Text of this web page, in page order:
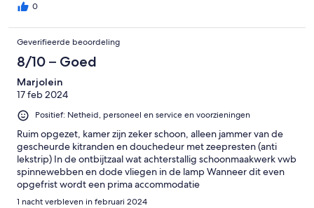
0
Geverifieerde beoordeling
8/10 – Goed
Marjolein
17 feb 2024
Positief: Netheid, personeel en service en voorzieningen
Ruim opgezet, kamer zijn zeker schoon, alleen jammer van de
gescheurde kitranden en douchedeur met zeepresten (anti
lekstrip) In de ontbijtzaal wat achterstallig schoonmaakwerk vwb
spinnewebben en dode vliegen in de lamp Wanneer dit even
opgefrist wordt een prima accommodatie
1 nacht verbleven in februari 2024